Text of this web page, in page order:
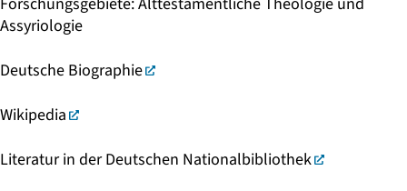
Assyriologie
Deutsche Biographie
Wikipedia
Literatur in der Deutschen Nationalbibliothek